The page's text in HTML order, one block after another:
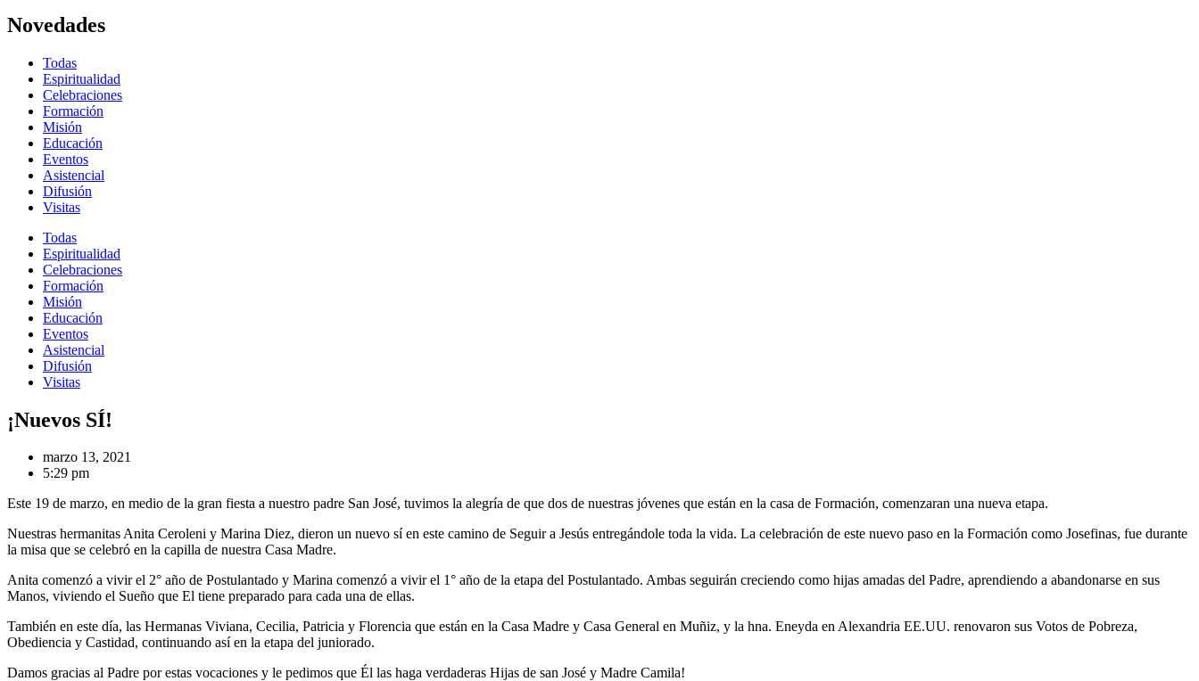
Novedades
Todas
Espiritualidad
Celebraciones
Formación
Misión
Educación
Eventos
Asistencial
Difusión
Visitas
Todas
Espiritualidad
Celebraciones
Formación
Misión
Educación
Eventos
Asistencial
Difusión
Visitas
¡Nuevos SÍ!
marzo 13, 2021
5:29 pm
Este 19 de marzo, en medio de la gran fiesta a nuestro padre San José, tuvimos la alegría de que dos de nuestras jóvenes que están en la casa de Formación, comenzaran una nueva etapa.
Nuestras hermanitas Anita Ceroleni y Marina Diez, dieron un nuevo sí en este camino de Seguir a Jesús entregándole toda la vida. La celebración de este nuevo paso en la Formación como Josefinas, fue durante
la misa que se celebró en la capilla de nuestra Casa Madre.
Anita comenzó a vivir el 2° año de Postulantado y Marina comenzó a vivir el 1° año de la etapa del Postulantado. Ambas seguirán creciendo como hijas amadas del Padre, aprendiendo a abandonarse en sus
Manos, viviendo el Sueño que El tiene preparado para cada una de ellas.
También en este día, las Hermanas Viviana, Cecilia, Patricia y Florencia que están en la Casa Madre y Casa General en Muñiz, y la hna. Eneyda en Alexandria EE.UU. renovaron sus Votos de Pobreza,
Obediencia y Castidad, continuando así en la etapa del juniorado.
Damos gracias al Padre por estas vocaciones y le pedimos que Él las haga verdaderas Hijas de san José y Madre Camila!